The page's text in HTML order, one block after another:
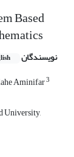
Based
نویسندگان
Aminifar3
University,